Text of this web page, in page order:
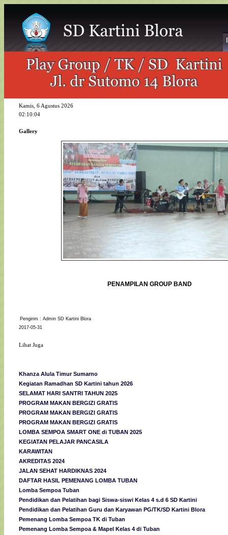
Kamis, 6 Agustus 2026
02:10:04
Gallery
PENAMPILAN GROUP BAND
Pengirim : Admin SD Kartini Blora
2017-05-31
Lihat Juga
Khanza Alula Timur Sumarno
Kegiatan Ramadhan SD Kartini tahun 2026
SELAMAT HARI SANTRI TAHUN 2025
PROGRAM MAKAN BERGIZI GRATIS
PROGRAM MAKAN BERGIZI GRATIS
PROGRAM MAKAN BERGIZI GRATIS
LOMBA SEMPOA SMART ONE di TUBAN 2025
KEGIATAN PELAJAR PANCASILA
KARAWITAN
AKREDITAS 2024
JALAN SEHAT HARDIKNAS 2024
DAFTAR HASIL PEMENANG LOMBA TUBAN
Lomba Sempoa Tuban
Pendidikan dan Pelatihan bagi Siswa-siswi Kelas 4 s.d 6 SD Kartini
Pendidikan dan Pelatihan Guru dan Karyawan PG/TK/SD Kartini Blora
Pemenang Lomba Sempoa TK di Tuban
Pemenang Lomba Sempoa & Mapel Kelas 4 di Tuban